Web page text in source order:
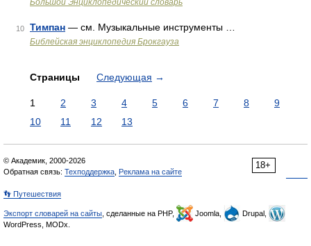
Большой Энциклопедический словарь
10 Тимпан — см. Музыкальные инструменты …
Библейская энциклопедия Брокгауза
Страницы Следующая →
1 2 3 4 5 6 7 8
9
10
11 12 13
18+
© Академик, 2000-2026
Обратная связь: Техподдержка Реклама на сайте
👣 Путешествия
Экспорт словарей на сайты , сделанные на PHP, Joomla,
Drupal,
WordPress, MODx.